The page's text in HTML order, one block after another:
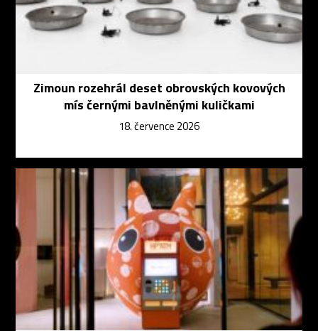
Zimoun rozehrál deset obrovských kovových
mís černými bavlněnými kuličkami
18. července 2026